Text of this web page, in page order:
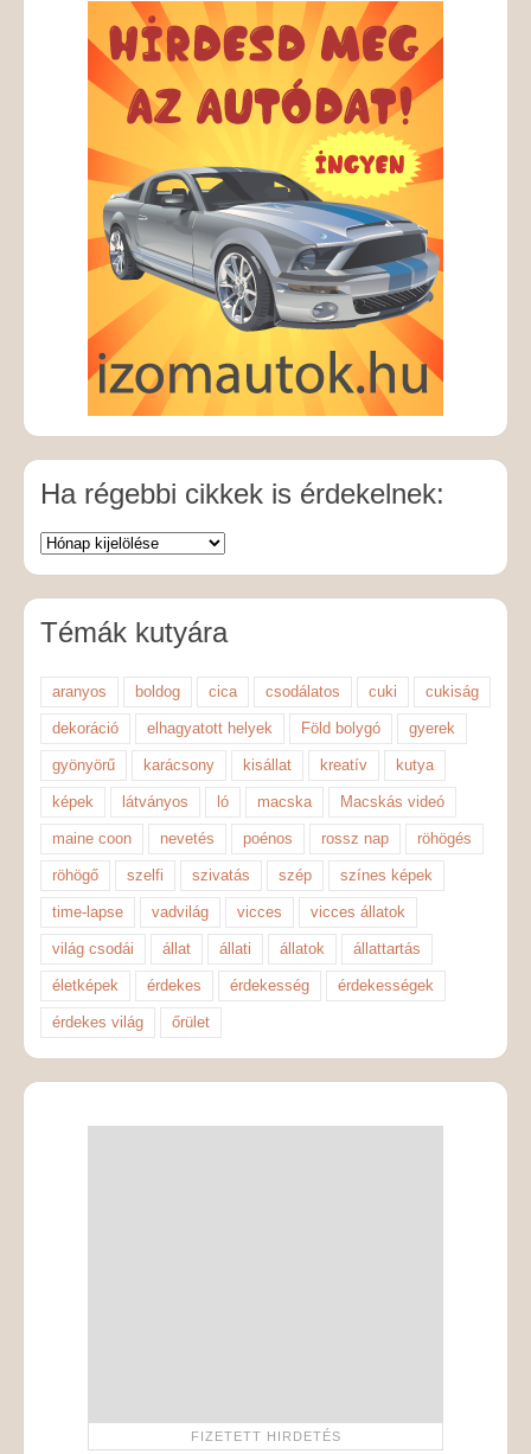
Ha régebbi cikkek is érdekelnek:
Témák kutyára
aranyos boldog cica csodálatos cuki cukiság
dekoráció elhagyatott helyek Föld bolygó gyerek
gyönyörű karácsony kisállat kreatív kutya
képek látványos ló macska Macskás videó
maine coon nevetés poénos rossz nap röhögés
röhögő szelfi szivatás szép színes képek
time-lapse vadvilág vicces vicces állatok
világ csodái állat állati állatok állattartás
életképek érdekes érdekesség érdekességek
érdekes világ őrület